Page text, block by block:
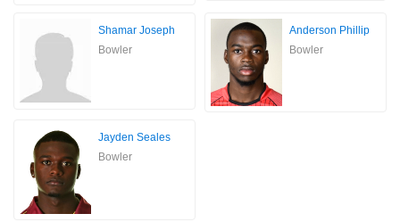
Shamar Joseph
Bowler
Anderson Phillip
Bowler
Jayden Seales
Bowler